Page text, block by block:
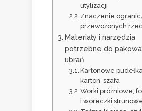
utylizacji
Znaczenie
przewożonych
Materiały i narzędzia
potrzebne do
ubrań
Kartonowe
karton-szafa
Worki próżniowe,
i woreczki strunowe